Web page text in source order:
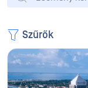
Szűrők